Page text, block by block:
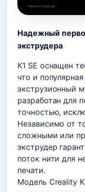
Надежный
экструдера
K1 SE оснащен
что и
экструзионный
разработан для
точностью,
Независимо от
сложными или
экструдер
поток нити для
печати.
Модель Creality